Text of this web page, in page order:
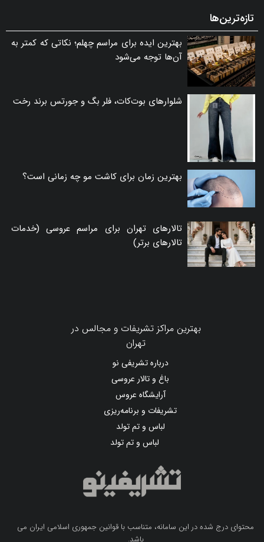
تازه‌ترین‌ها
بهترین ایده برای مراسم چهلم؛ نکاتی که کمتر به
آن‌ها توجه می‌شود
شلوارهای بوت‌کات، فلر بگ و جورتس برند رخت
بهترین زمان برای کاشت مو چه زمانی است؟
تالارهای تهران برای مراسم عروسی (خدمات
تالارهای برتر)
بهترین مراکز تشریفات و مجالس در
تهران
درباره تشریفی نو
باغ و تالار عروسی
آرایشگاه عروس
تشریفات و برنامه‌ریزی
لباس و تم تولد
لباس و تم تولد
محتوای درج شده در این سامانه، متناسب با قوانین جمهوری اسلامی ایران می
باشد.